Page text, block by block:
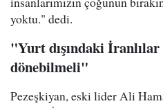
yoktu." dedi.
"Yurt dışındaki
dönebilmeli"
Pezeşkiyan, eski lider Ali